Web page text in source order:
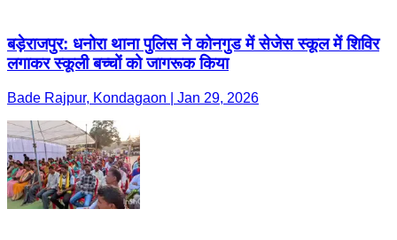
बड़ेराजपुर: धनोरा थाना पुलिस ने कोनगुड में सेजेस स्कूल में शिविर
लगाकर स्कूली बच्चों को जागरूक किया
Bade Rajpur, Kondagaon | Jan 29, 2026